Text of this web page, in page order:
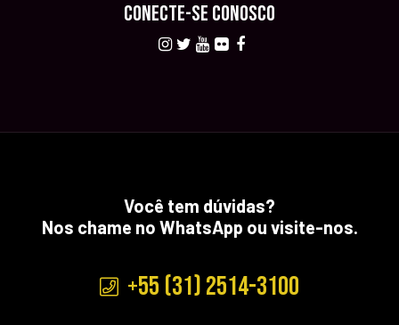
CONECTE-SE CONOSCO
Você tem dúvidas?
Nos chame no WhatsApp ou visite-nos.
+55 (31) 2514-3100